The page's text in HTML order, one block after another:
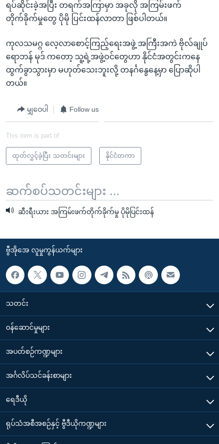
ရပ်ဆိုင်းခဲ့အပြီး တရက်အကြာမှာ အခုလို အကြမ်းဖက်
တိုက်ခိုက်မှုတွေ ပိုမို ပြင်းထန်လာတာ ဖြစ်ပါတယ်။
ကုလသမဂ္ဂ လေ့လာစောင့်ကြည့်ရေးအဖွဲ့ အကြီးအကဲ ဗိုလ်ချုပ်
ရောဘန် မုဒ် ကတော့ သူ့ရဲ့အဖွဲ့ဝင်တွေဟာ နိုင်ငံအတွင်းကနေ
ထွက်ခွာသွားမှာ မဟုတ်သေးဘူးလို့ တနင်္ဂနွေနေ့မှာ ပြောဆိုပါ
တယ်။
မျှဝေပါ Follow us
This item is part of
ထုတ်လွှင့်ခဲ့ပြီး သတင်းများ နိုင်ငံတကာ
ဆက်စပ်သတင်းများ ...
ဆီးရီးယား အကြမ်းဖက်တိုက်ခိုက်မှု ပိုမိုပြင်းထန်
ဗွီအိုအေ လူမှုကွန်ယက်များ
သတင်း
၀န်ဆောင်မှုများ
အပတ်စဉ်ကဏ္ဍများ
အင်္ဂလိပ်သင်ခန်းစာများ
ရေဒီယို
ရုပ်သံအစီအစဉ်နှင့် ဗွီဒီယိုကဏ္ဍများ